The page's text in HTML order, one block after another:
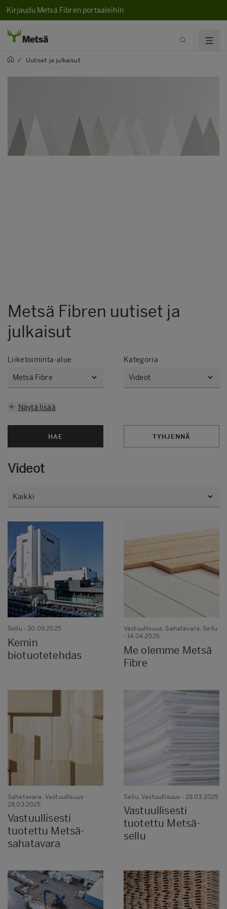
Kirjaudu Metsä Fibren portaaleihin
/ Uutiset ja julkaisut
Metsä Fibren uutiset ja
julkaisut
Liiketoiminta-alue Kategoria
Näytä lisää
HAE TYHJENNÄ
Videot
Sellu - 30.09.2025
Kemin
biotuotetehdas
Vastuullisuus, Sahatavara, Sellu
- 14.04.2025
Me olemme Metsä
Fibre
Sahatavara, Vastuullisuus -
28.03.2025
Vastuullisesti
tuotettu Metsä-
sahatavara
Sellu, Vastuullisuus - 28.03.2025
Vastuullisesti
tuotettu Metsä-
sellu